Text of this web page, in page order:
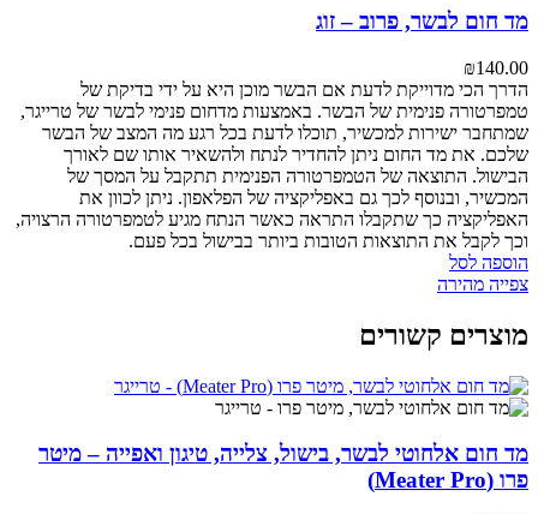
מד חום לבשר, פרוב – זוג
₪140.00
הדרך הכי מדוייקת לדעת אם הבשר מוכן היא על ידי בדיקת של
טמפרטורה פנימית של הבשר. באמצעות מדחום פנימי לבשר של טרייגר,
שמתחבר ישירות למכשיר, תוכלו לדעת בכל רגע מה המצב של הבשר
שלכם. את מד החום ניתן להחדיר לנתח ולהשאיר אותו שם לאורך
הבישול. התוצאה של הטמפרטורה הפנימית תתקבל על המסך של
המכשיר, ובנוסף לכך גם באפליקציה של הפלאפון. ניתן לכוון את
האפליקציה כך שתקבלו התראה כאשר הנתח מגיע לטמפרטורה הרצויה,
וכך לקבל את התוצאות הטובות ביותר בבישול בכל פעם.
הוספה לסל
צפייה מהירה
מוצרים קשורים
מד חום אלחוטי לבשר, בישול, צלייה, טיגון ואפייה – מיטר
פרו (Meater Pro)